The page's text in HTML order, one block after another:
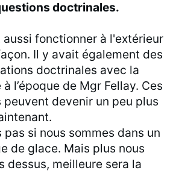
doctrinales.
aussi fonctionner à l'extérieur
Il y avait également des
doctrinales avec la
l’époque de Mgr Fellay. Ces
peuvent devenir un peu plus
pas si nous sommes dans un
de glace. Mais plus nous
dessus, meilleure sera la